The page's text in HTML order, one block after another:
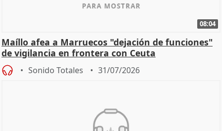
08:04
Maíllo afea a Marruecos "dejación de funciones"
de vigilancia en frontera con Ceuta
Sonido Totales 31/07/2026